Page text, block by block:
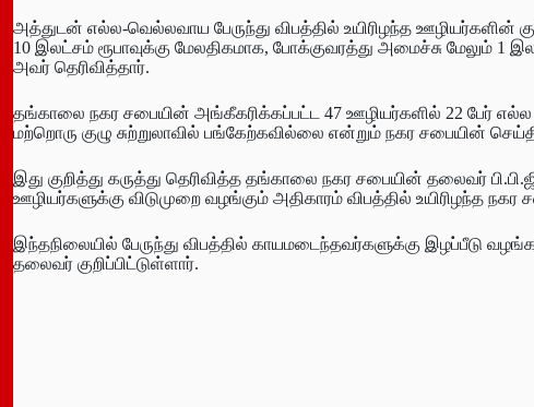
அத்துடன் எல்ல-வெல்லவாய பேருந்து விபத்தில் உயிரிழந்த ஊழியர்களின்
10 இலட்சம் ரூபாவுக்கு மேலதிகமாக, போக்குவரத்து அமைச்சு மேலும் 1
அவர் தெரிவித்தார்.
தங்காலை நகர சபையின் அங்கீகரிக்கப்பட்ட 47 ஊழியர்களில் 22 பேர் எல்ல
மற்றொரு குழு சுற்றுலாவில் பங்கேற்கவில்லை என்றும் நகர சபையின்
இது குறித்து கருத்து தெரிவித்த தங்காலை நகர சபையின் தலைவர்
ஊழியர்களுக்கு விடுமுறை வழங்கும் அதிகாரம் விபத்தில் உயிரிழந்த
இந்தநிலையில் பேருந்து விபத்தில் காயமடைந்தவர்களுக்கு இழப்பீடு
தலைவர் குறிப்பிட்டுள்ளார்.